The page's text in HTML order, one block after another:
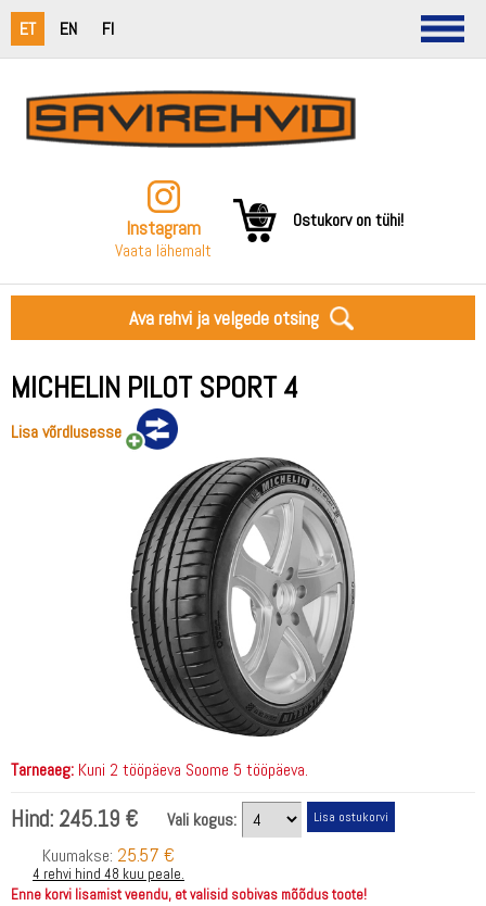
ET EN FI
Instagram
Vaata lähemalt
Ostukorv on tühi!
Ava rehvi ja velgede otsing
MICHELIN PILOT SPORT 4
Lisa võrdlusesse
Tarneaeg: Kuni 2 tööpäeva Soome 5 tööpäeva.
Hind: 245.19 €
Vali kogus:
Kuumakse: 25.57 €
4 rehvi hind 48 kuu peale.
Enne korvi lisamist veendu, et valisid sobivas mõõdus toote!